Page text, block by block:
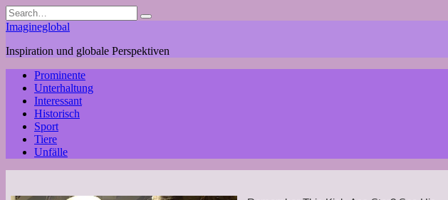
Skip
to
content
Search
for:
Imagineglobal
Inspiration und globale Perspektiven
Prominente
Unterhaltung
Interessant
Historisch
Sport
Tiere
Unfälle